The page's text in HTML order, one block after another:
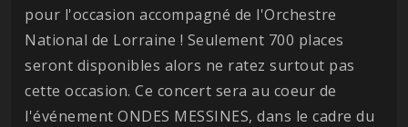
pour l'occasion accompagné de l'Orchestre
National de Lorraine ! Seulement 700 places
seront disponibles alors ne ratez surtout pas
cette occasion. Ce concert sera au coeur de
l'événement ONDES MESSINES, dans le cadre du